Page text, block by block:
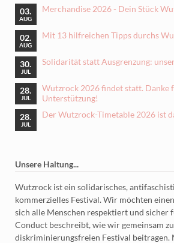
03.
AUG
Merchandise 2026 - Dein Stück
02.
AUG
Mit 13 hilfreichen Tipps durchs
30.
JUL
Solidarität statt Ausgrenzung:
28.
JUL
Wutzrock 2026 findet statt. Danke
Unterstützung!
28.
JUL
Der Wutzrock-Timetable 2026 ist
Unsere Haltung...
Wutzrock ist ein solidarisches,
kommerzielles Festival. Wir möchten
sich alle Menschen respektiert und sicher
Conduct beschreibt, wie wir gemeinsam
diskriminierungsfreien Festival beitragen.